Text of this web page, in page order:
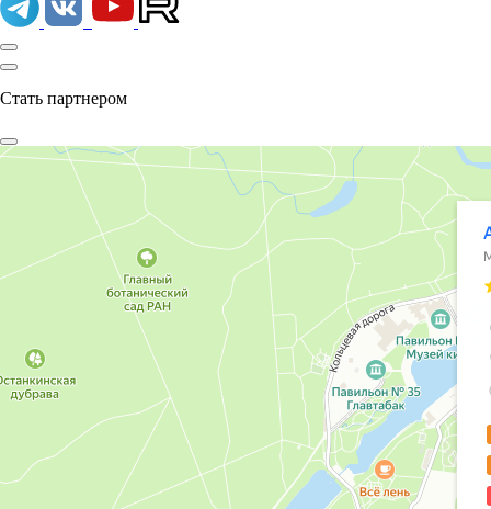
Стать партнером